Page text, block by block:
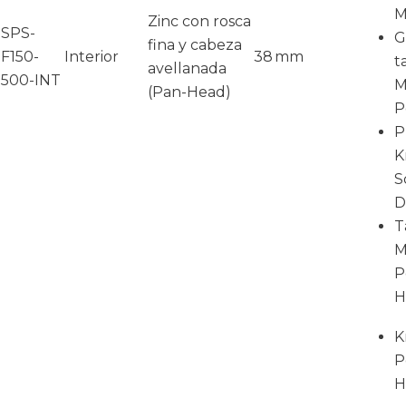
SPS-
F150-
500-INT
Interior
Zinc con rosca
fina y cabeza
avellanada
(Pan-Head)
38 mm